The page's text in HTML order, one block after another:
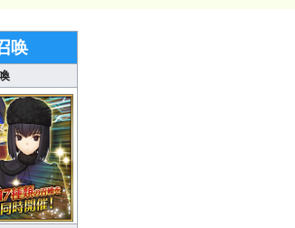
唤